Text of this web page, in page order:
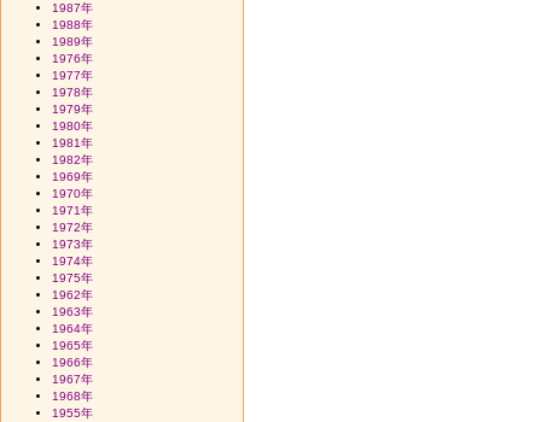
1987年
1988年
1989年
1976年
1977年
1978年
1979年
1980年
1981年
1982年
1969年
1970年
1971年
1972年
1973年
1974年
1975年
1962年
1963年
1964年
1965年
1966年
1967年
1968年
1955年